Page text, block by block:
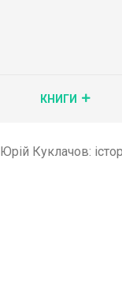
КНИГИ
Юрій Куклачов: